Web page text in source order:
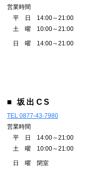
営業時間
平 日 14:00～21:00
土 曜 10:00～21:00
日 曜 14:00～21:00
■ 坂出CS
TEL 0877-43-7980
営業時間
平 日 14:00～21:00
土 曜 10:00～21:00
日 曜 閉室